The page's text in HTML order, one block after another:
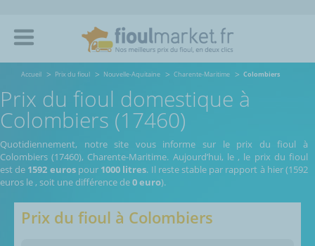
Accueil Prix du fioul Nouvelle-Aquitaine Charente-Maritime Colombiers
Prix du fioul domestique à
Colombiers (17460)
Quotidiennement, notre site vous informe sur le prix du fioul à
Colombiers (17460), Charente-Maritime. Aujourd’hui, le , le prix du fioul
est de 1592 eurospour 1000 litres. Il reste stable par rapport à hier (1592
euros le , soit une différence de0 euro).
Prix du fioul à Colombiers